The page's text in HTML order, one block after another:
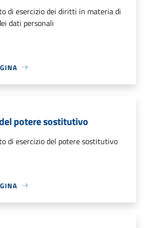
di esercizio dei diritti in materia di
dati personali
potere sostitutivo
di esercizio del potere sostitutivo